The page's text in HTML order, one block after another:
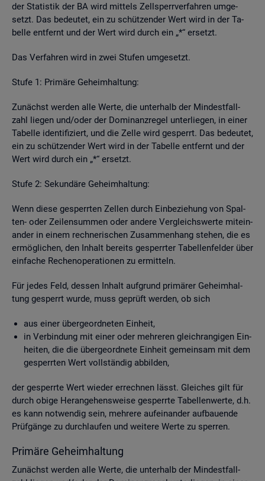
der Sta­tis­tik der BA wird mit­tels Zell­sperr­ver­fah­ren um­ge­
setzt. Das be­deu­tet, ein zu schüt­zen­der Wert wird in der Ta­
bel­le ent­fernt und der Wert wird durch ein „*“ er­setzt.
Das Ver­fah­ren wird in zwei Stu­fen um­ge­setzt.
Stufe 1: Pri­mä­re Ge­heim­hal­tung:
Zu­nächst wer­den alle Werte, die un­ter­halb der Min­dest­fall­
zahl lie­gen und/oder der Do­mi­nanz­re­gel un­ter­lie­gen, in einer
Ta­bel­le iden­ti­fi­ziert, und die Zelle wird ge­sperrt. Das be­deu­tet,
ein zu schüt­zen­der Wert wird in der Ta­bel­le ent­fernt und der
Wert wird durch ein „*“ er­setzt.
Stufe 2: Se­kun­dä­re Ge­heim­hal­tung:
Wenn diese ge­sperr­ten Zel­len durch Ein­be­zie­hung von Spal­
ten- oder Zei­len­sum­men oder an­de­re Ver­gleichs­wer­te mit­ein­
an­der in einem rech­ne­ri­schen Zu­sam­men­hang ste­hen, die es
er­mög­li­chen, den In­halt be­reits ge­sperr­ter Ta­bel­len­fel­der über
ein­fa­che Re­chen­ope­ra­tio­nen zu er­mit­teln.
Für jedes Feld, des­sen In­halt auf­grund pri­mä­rer Ge­heim­hal­
tung ge­sperrt wurde, muss ge­prüft wer­den, ob sich
aus einer über­ge­ord­ne­ten Ein­heit,
in Ver­bin­dung mit einer oder meh­re­ren gleich­ran­gi­gen Ein­
hei­ten, die die über­ge­ord­ne­te Ein­heit ge­mein­sam mit dem
ge­sperr­ten Wert voll­stän­dig ab­bil­den,
der ge­sperr­te Wert wie­der er­rech­nen lässt. Glei­ches gilt für
durch obige Her­an­ge­hens­wei­se ge­sperr­te Ta­bel­len­wer­te, d.h.
es kann not­wen­dig sein, meh­re­re auf­ein­an­der auf­bau­en­de
Prüf­gän­ge zu durch­lau­fen und wei­te­re Werte zu sper­ren.
Pri­mä­re Ge­heim­hal­tung
Zu­nächst wer­den alle Werte, die un­ter­halb der Min­dest­fall­